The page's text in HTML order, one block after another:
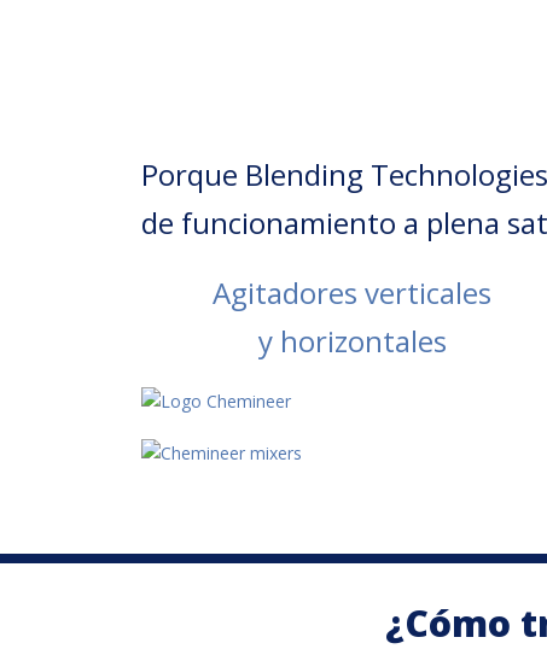
Porque Blending
de funcionamiento a plena
Agitadores verticales
y horizontales
¿Cómo